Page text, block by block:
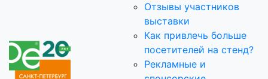
Отзывы участников
выставки
Как привлечь больше
посетителей на стенд?
Рекламные и